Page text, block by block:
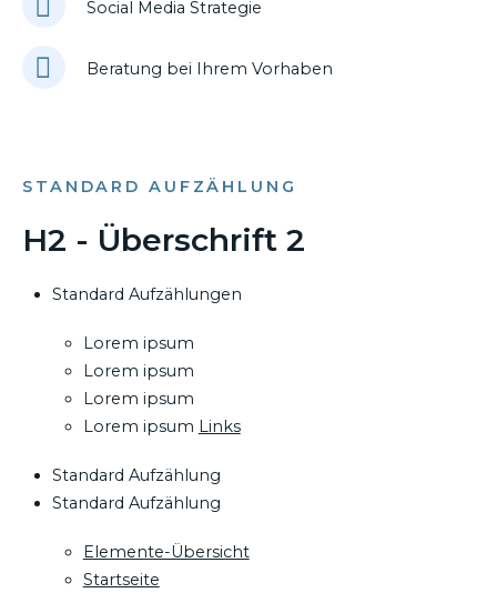
Social Media Strategie
Beratung bei Ihrem Vorhaben
STANDARD AUFZÄHLUNG
H2 - Überschrift 2
Standard Aufzählungen
Lorem ipsum
Lorem ipsum
Lorem ipsum
Lorem ipsum Links
Standard Aufzählung
Standard Aufzählung
Elemente-Übersicht
Startseite